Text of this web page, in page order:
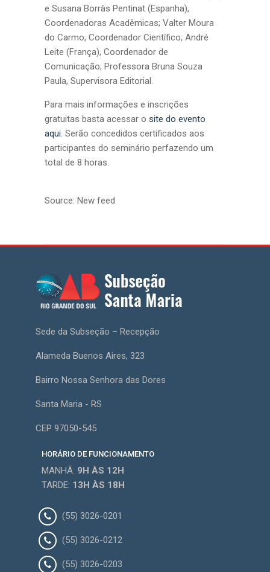
e Susana Borràs Pentinat (Espanha),
Coordenadoras Acadêmicas; Valter Moura
do Carmo, Coordenador Científico; André
Leite (França), Coordenador de
Comunicação; Professora Bruna Souza
Paula, Supervisora Editorial.
Para mais informações e inscrições
gratuitas basta acessar o site do evento
aqui. Serão concedidos certificados aos
participantes do seminário perfazendo um
total de 8 horas.
Source: New feed
Sede da Subseção – Recepção
Alameda Buenos Aires, 323
Bairro Nossa Senhora das Dores
Santa Maria - RS
CEP 97050-545
HORÁRIO DE FUNCIONAMENTO
MANHÃ: 9H ÀS 12H
TARDE: 13H ÀS 18H
(55) 3026-0201
(55) 3026-0212
(55) 3026-0203